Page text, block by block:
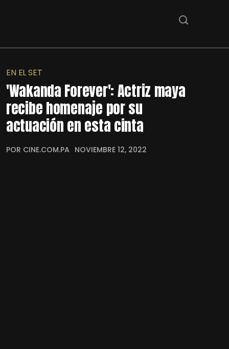
EN EL SET
'Wakanda Forever': Actriz maya
recibe homenaje por su
actuación en esta cinta
POR CINE.COM.PA NOVIEMBRE 12, 2022